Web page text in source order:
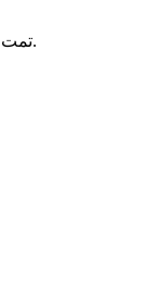
تمت المصادقة عليها في مايو 2021، وهذه المبادرة نشأت من وعد انتخابي. تم اختبارها أولاً في عدة دوائر قبل نشرها في جميع أنحاء البلاد. هدفها واضح: جعل استهلاك الثقافة أكثر بساطة وسهولة.